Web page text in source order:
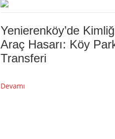
Yenierenköy’de
Araç Hasarı: Köy
Transferi
Devamı